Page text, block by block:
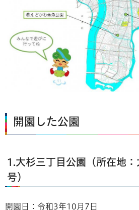
開園した公園
1.大杉三丁目公園（所在地
号）
開園日：令和3年10月7日